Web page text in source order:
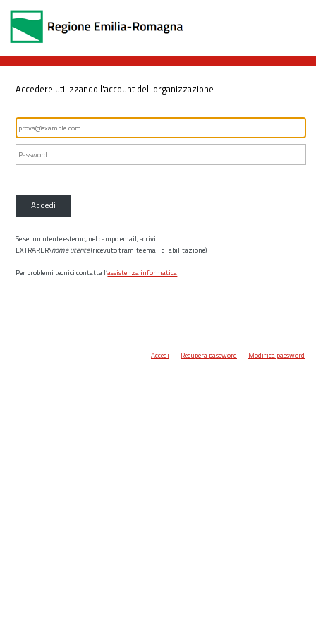
Accedere utilizzando l'account dell'organizzazione
Accedi
Se sei un utente esterno, nel campo email, scrivi
EXTRARER\nome utente(ricevuto tramite email di abilitazione)
Per problemi tecnici contatta l’assistenza informatica.
Accedi Recupera password Modifica password